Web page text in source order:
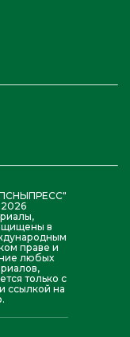
в
праве и
любых
только с
ссылкой на